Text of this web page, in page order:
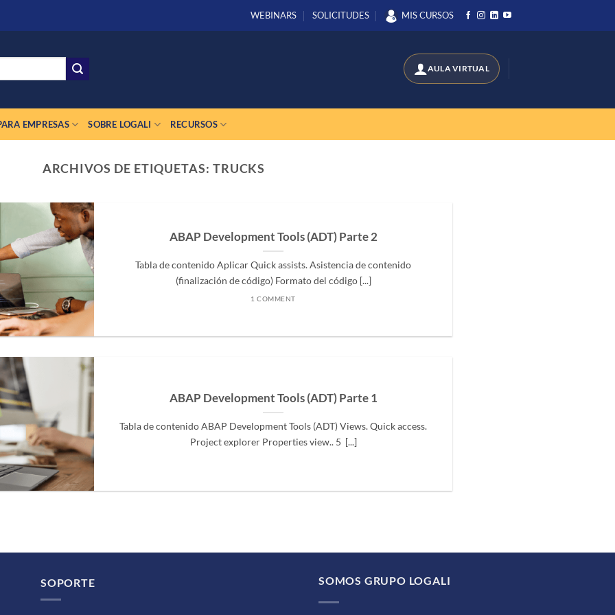
WEBINARS SOLICITUDES MIS CURSOS
EMPRESAS SOBRE LOGALI RECURSOS
ARCHIVOS DE ETIQUETAS: TRUCKS
ABAP Development Tools (ADT) Parte 2
Tabla de contenido Aplicar Quick assists. Asistencia de contenido
(finalización de código) Formato del código [...]
1 COMMENT
ABAP Development Tools (ADT) Parte 1
Tabla de contenido ABAP Development Tools (ADT) Views. Quick access.
Project explorer Properties view.. 5 [...]
SOPORTE SOMOS GRUPO LOGALI